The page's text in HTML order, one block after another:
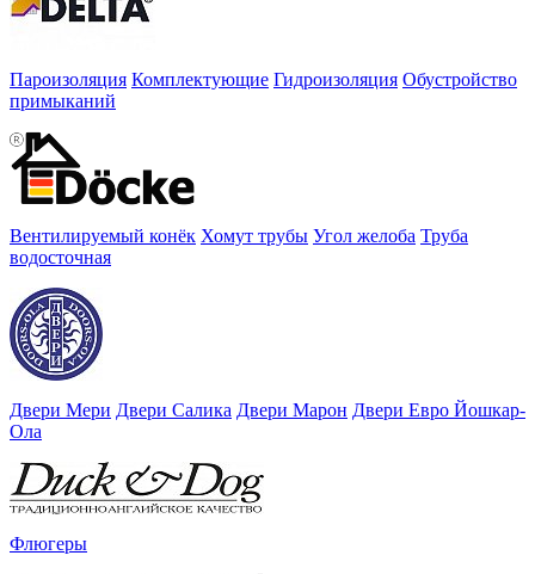
Пароизоляция Комплектующие Гидроизоляция Обустройство
примыканий
Вентилируемый конёк Хомут трубы Угол желоба Труба
водосточная
Двери Мери Двери Салика Двери Марон Двери Евро Йошкар-
Ола
Флюгеры